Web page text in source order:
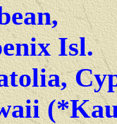
Isl.